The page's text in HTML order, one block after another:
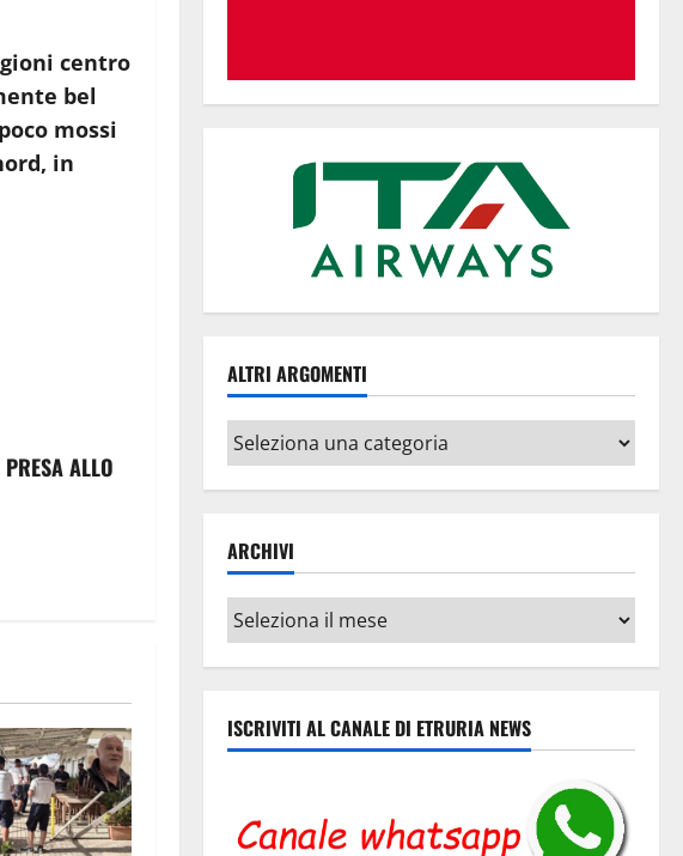
centro
bel
mossi
in
ALLO
ALTRI ARGOMENTI
Altri
argomenti
ARCHIVI
Archivi
ISCRIVITI AL CANALE DI ETRURIA NEWS